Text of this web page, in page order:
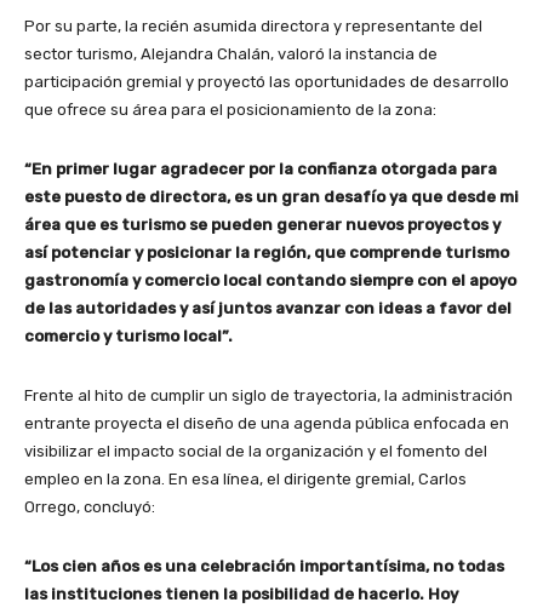
Por su parte, la recién asumida directora y representante del
sector turismo, Alejandra Chalán, valoró la instancia de
participación gremial y proyectó las oportunidades de desarrollo
que ofrece su área para el posicionamiento de la zona:
“En primer lugar agradecer por la confianza otorgada para
este puesto de directora, es un gran desafío ya que desde mi
área que es turismo se pueden generar nuevos proyectos y
así potenciar y posicionar la región, que comprende turismo
gastronomía y comercio local contando siempre con el apoyo
de las autoridades y así juntos avanzar con ideas a favor del
comercio y turismo local”.
Frente al hito de cumplir un siglo de trayectoria, la administración
entrante proyecta el diseño de una agenda pública enfocada en
visibilizar el impacto social de la organización y el fomento del
empleo en la zona. En esa línea, el dirigente gremial, Carlos
Orrego, concluyó:
“Los cien años es una celebración importantísima, no todas
las instituciones tienen la posibilidad de hacerlo. Hoy